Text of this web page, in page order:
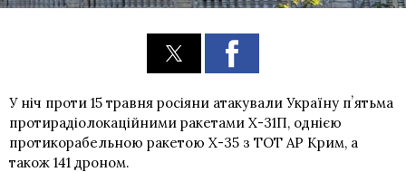
У ніч проти 15 травня росіяни атакували Україну пʼятьма
протирадіолокаційними ракетами Х-31П, однією
протикорабельною ракетою Х-35 з ТОТ АР Крим, а
також 141 дроном.